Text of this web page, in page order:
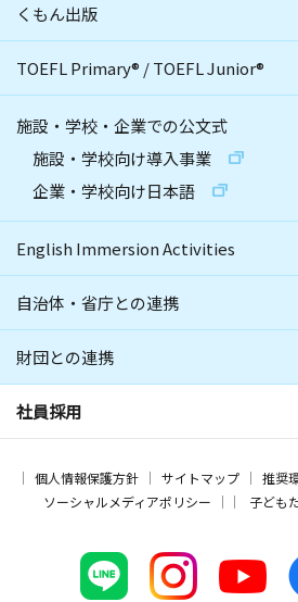
くもん出版
TOEFL Primary® /TOEFL Junior®
施設・学校・企業での公文式
施設・学校向け導入事業
企業・学校向け日本語
English Immersion Activities
自治体・省庁との連携
財団との連携
社員採用
個人情報保護方針 サイトマップ 推奨
ソーシャルメディアポリシー
子ども